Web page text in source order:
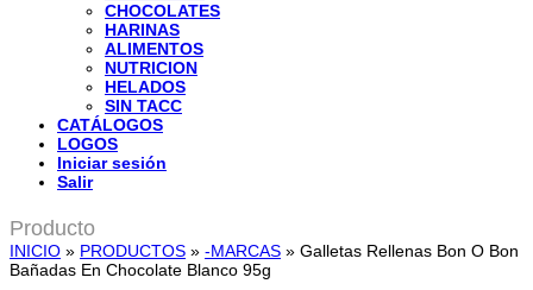
CHOCOLATES
HARINAS
ALIMENTOS
NUTRICION
HELADOS
SIN TACC
CATÁLOGOS
LOGOS
Iniciar sesión
Salir
Producto
INICIO » PRODUCTOS » -MARCAS » Galletas Rellenas Bon O Bon
Bañadas En Chocolate Blanco 95g